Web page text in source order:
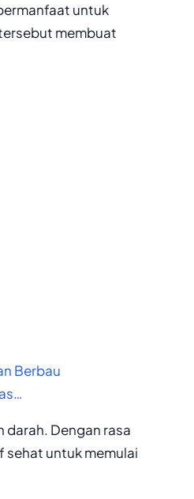
untuk
membuat
Berbau
darah. Dengan rasa
sehat untuk memulai